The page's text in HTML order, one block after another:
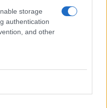
storage
authentication
and other